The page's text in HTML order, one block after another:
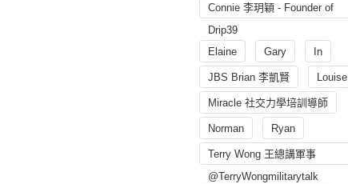
Connie 李玥穎 - Founder of
Drip39
Elaine
Gary In
JBS Brian 李凱賢 Louise
Miracle 社交力學培訓導師
Norman Ryan
Terry Wong 王總講軍事
@TerryWongmilitarytalk